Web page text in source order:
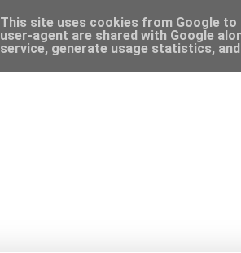
This site uses cookies from Google
user-agent are shared with Google
service, generate usage statistics,